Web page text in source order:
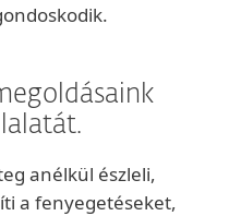
anélkül észleli,
a fenyegetéseket,